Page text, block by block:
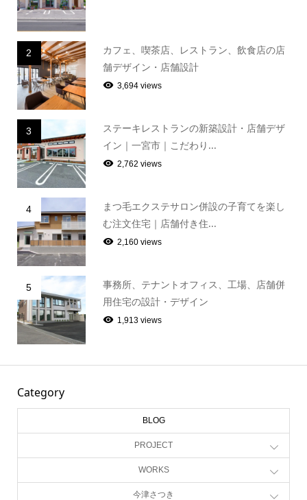
2
カフェ、喫茶店、レストラン、飲食店の店
舗デザイン・店舗設計
3,694 views
3
ステーキレストランの新築設計・店舗デザ
イン｜一宮市｜こだわり...
2,762 views
4
まつ毛エクステサロン併設の子育てを楽し
む注文住宅｜店舗付き住...
2,160 views
5
事務所、テナントオフィス、工場、店舗併
用住宅の設計・デザイン
1,913 views
Category
BLOG
PROJECT
WORKS
今津さつき